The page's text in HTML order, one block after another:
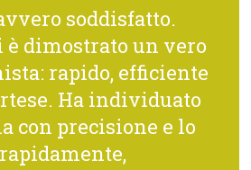
soddisfatto.
dimostrato un vero
rapido, efficiente
Ha individuato
con precisione e lo